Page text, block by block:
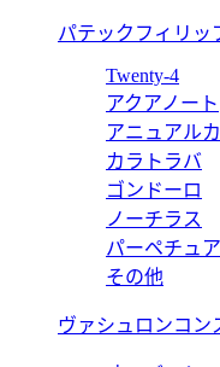
パテックフィリッ
Twenty-4
アクアノート
アニュアル
カラトラバ
ゴンドーロ
ノーチラス
パーペチュ
その他
ヴァシュロンコン